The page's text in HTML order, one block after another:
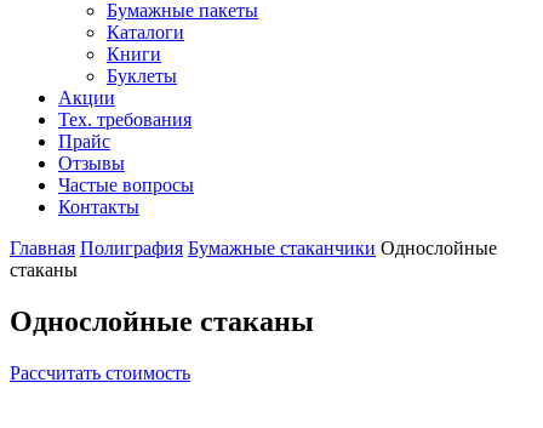
Ежедневники
Календари-домики
Кашированные блокноты
Бумажные пакеты
Каталоги
Книги
Буклеты
Акции
Тех. требования
Прайс
Отзывы
Частые вопросы
Контакты
Главная Полиграфия Бумажные стаканчики Однослойные
стаканы
Однослойные стаканы
Рассчитать стоимость